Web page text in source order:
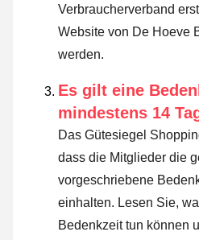
Verbraucherverband
Website von De Hoeve
werden.
Es gilt eine
mindestens 14
Das Gütesiegel
dass die Mitglieder die
vorgeschriebene
einhalten. Lesen Sie,
Bedenkzeit tun können